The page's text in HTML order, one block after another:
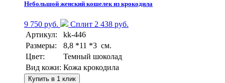
Небольшой женский кошелек из крокодила
9 750 руб.
Сплит 2 438 руб.
Артикул:
kk-446
Размеры:
8,8 *11 *3 см.
Цвет:
Темный шоколад
Вид кожи: Кожа крокодила
Купить в 1 клик